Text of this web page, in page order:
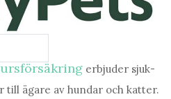
erbjuder sjuk-
till ägare av hundar och katter.